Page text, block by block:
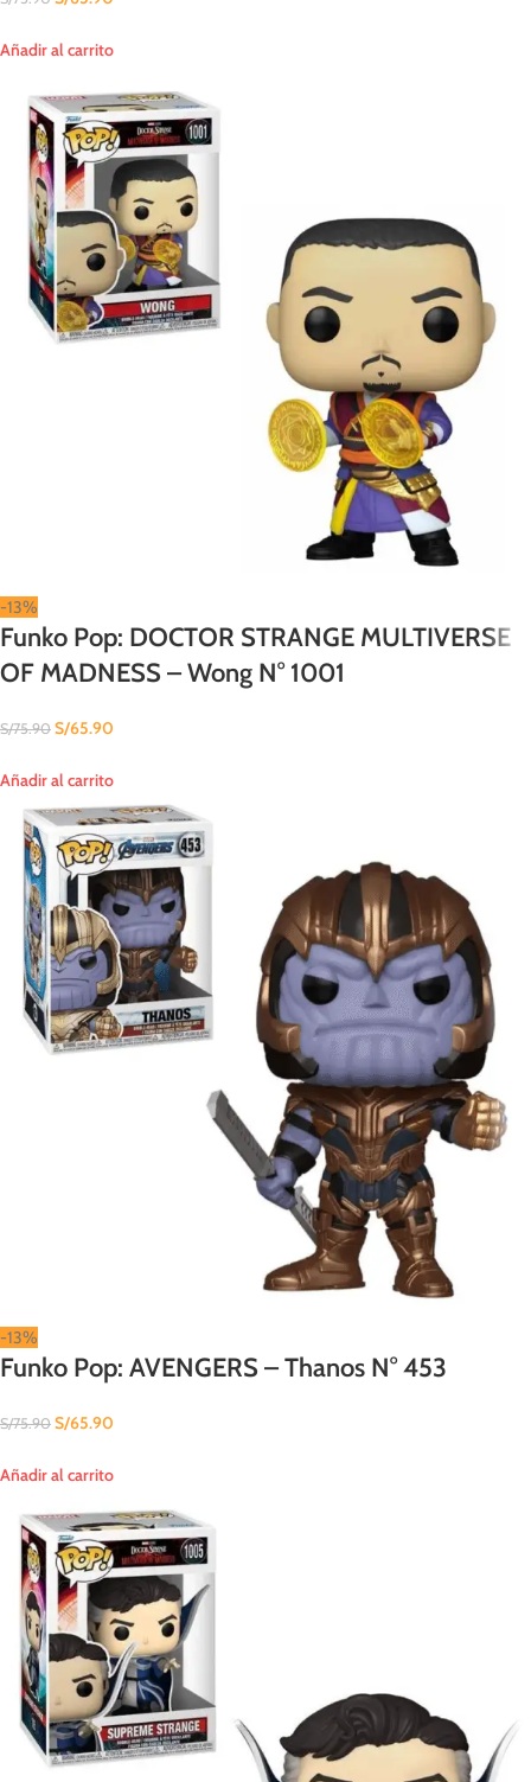
Añadir al carrito
-13%
Funko Pop: DOCTOR STRANGE MULTIVERSE
OF MADNESS – Wong N° 1001
S/75.90 S/65.90
Añadir al carrito
-13%
Funko Pop: AVENGERS – Thanos N° 453
S/75.90 S/65.90
Añadir al carrito